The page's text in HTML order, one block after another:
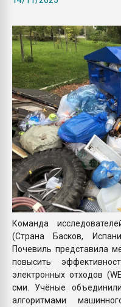
Команда
(Страна Басков,
Почевиль представила
повысить
электронных отходов
сми. Учёные
алгоритмами